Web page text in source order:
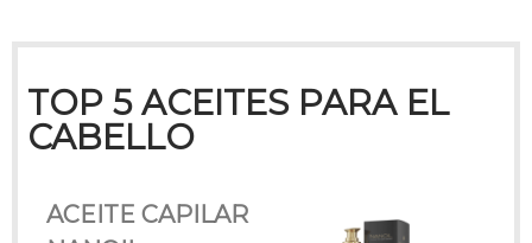
TOP 5 ACEITES PARA EL
CABELLO
ACEITE CAPILAR